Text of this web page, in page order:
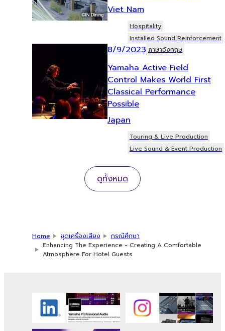
Viet Nam
Hospitality
Installed Sound Reinforcement
8/9/2023 ภาษาอังกฤษ
Yamaha Active Field
Control Makes World First
Classical Performance
Possible
Japan
Touring & Live Production
Live Sound & Event Production
ดูทั้งหมด
Home ชุดเครื่องเสียง
กรณีศึกษา
Enhancing The Experience - Creating A Comfortable
Atmosphere For Hotel Guests